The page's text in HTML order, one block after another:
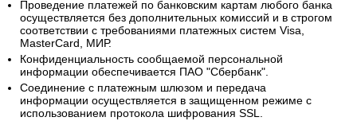
Проведение платежей по банковским картам любого банка
осуществляется без дополнительных комиссий и в строгом
соответствии с требованиями платежных систем Visa,
MasterCard, МИР.
Конфиденциальность сообщаемой персональной
информации обеспечивается ПАО "Сбербанк".
Соединение с платежным шлюзом и передача
информации осуществляется в защищенном режиме с
использованием протокола шифрования SSL.